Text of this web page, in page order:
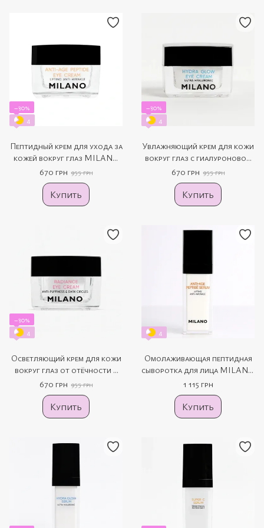
−30%
4
Пептидный крем для ухода за
кожей вокруг глаз MILANO
Anti-Age Eye Peptide Cream, 15
мл
670 грн 955 грн
Купить
−30%
4
Увлажняющий крем для кожи
вокруг глаз с гиалуроновой
кислотой MILANO Hydra
Glow Eye Cream, 15 мл
670 грн 955 грн
Купить
−30%
4
Осветляющий крем для кожи
вокруг глаз от отёчности и
тёмных теней MILANO
Radiance Eye Cream, 15 мл
670 грн 955 грн
Купить
4
Омолаживающая пептидная
сыворотка для лица MILANO
Anti-Age Peptide Serum, 30 мл
1 115 грн
Купить